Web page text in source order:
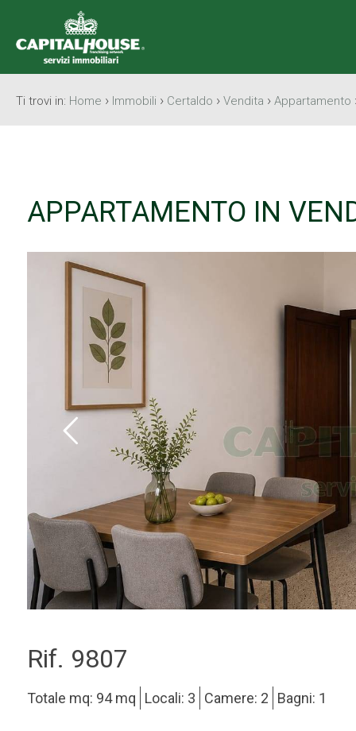
Ti trovi in: Home › Immobili › Certaldo › Vendita › Appartamento
APPARTAMENTO IN
Rif. 9807
Totale mq: 94 mq Locali: 3 Camere: 2 Bagni: 1